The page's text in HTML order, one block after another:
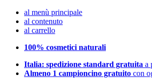
al menù principale
al contenuto
al carrello
100% cosmetici naturali
Italia: spedizione standard gratuita a
Almeno 1 campioncino gratuito con